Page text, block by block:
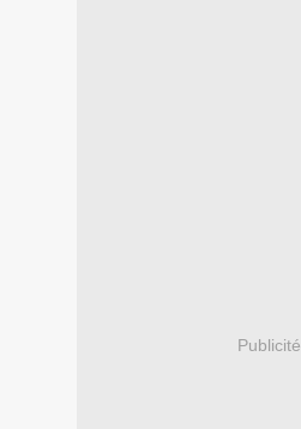
Publicité